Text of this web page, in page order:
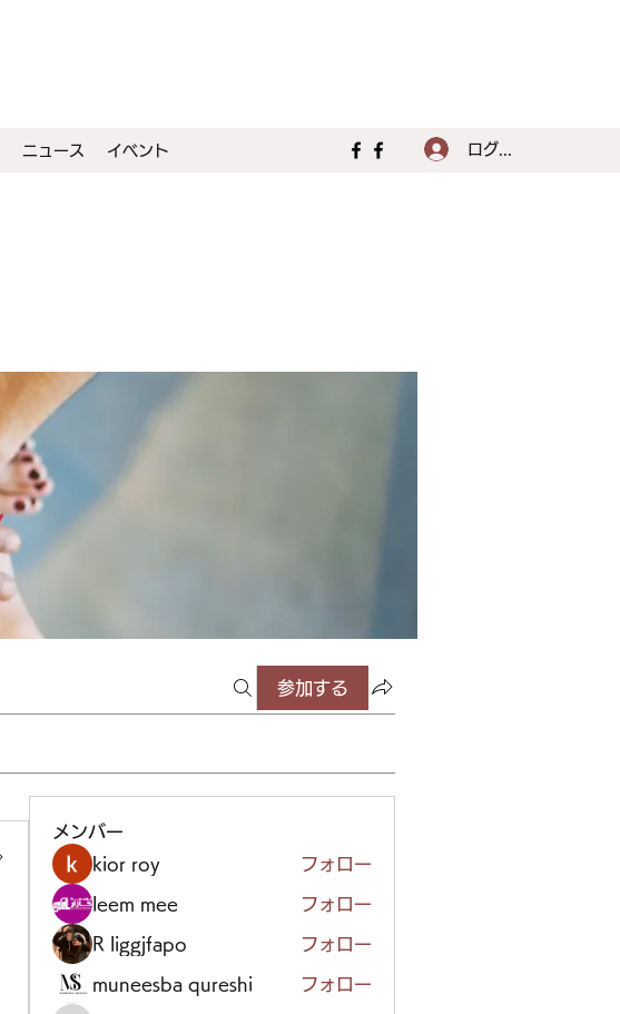
ニュース イベント ログイン
参加する
メンバー
kior roy
フォロー
leem mee フォロー
R liggjfapo フォロー
muneesba qureshi フォロー